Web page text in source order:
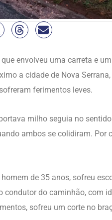
envolveu uma carreta e
a cidade de Nova
ferimentos leves.
milho seguia no
ambos se colidiram. Por
de 35 anos, sofreu
do caminhão, com
sofreu um corte no